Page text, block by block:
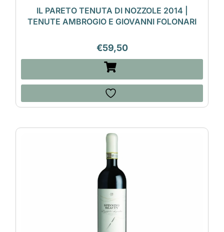
IL PARETO TENUTA DI NOZZOLE 2014 |
TENUTE AMBROGIO E GIOVANNI FOLONARI
€59,50